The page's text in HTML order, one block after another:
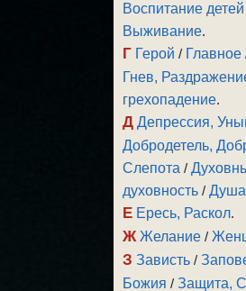
Воспитание детей
Выживание.
Г Герой / Главное
Гнев,
грехопадение.
Д Депрессия,
Добродетель,
Слепота /
духовность /Душа
Е Ересь, Раскол.
Ж Желание /
З Зависть /
Божия /Защита,